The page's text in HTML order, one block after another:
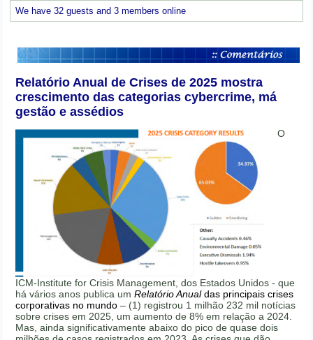
We have 32 guests and 3 members online
Relatório Anual de Crises de 2025 mostra
crescimento das categorias cybercrime, má
gestão e assédios
O
ICM-Institute for Crisis Management, dos Estados Unidos - que
há vários anos publica umRelatório Anualdas principais crises
corporativas no mundo – (1) registrou 1 milhão 232 mil notícias
sobre crises em 2025, um aumento de 8% em relação a 2024.
Mas, ainda significativamente abaixo do pico de quase dois